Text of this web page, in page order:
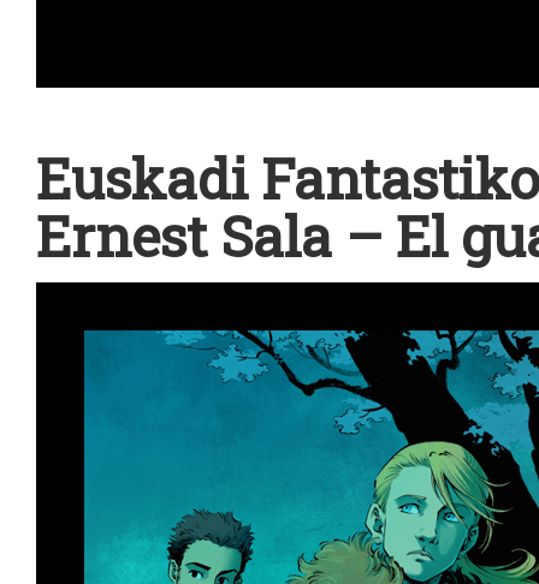
Euskadi
Ernest Sala – El